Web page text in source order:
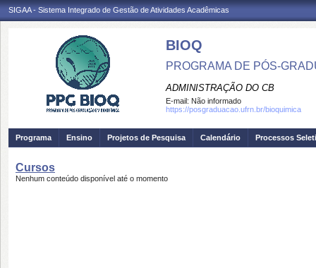
SIGAA - Sistema Integrado de Gestão de Atividades Acadêmicas
BIOQ
PROGRAMA DE PÓS-
ADMINISTRAÇÃO DO CB
E-mail: Não informado
https://posgraduacao.ufrn.br/bioquimica
Programa Ensino Projetos de Pesquisa Calendário Processos
Cursos
Nenhum conteúdo disponível até o momento